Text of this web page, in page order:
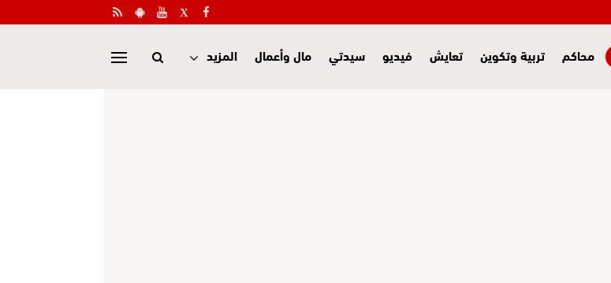
محاكم تربية وتكوين تعايش فيديو سيدتي مال وأعمال المزيد